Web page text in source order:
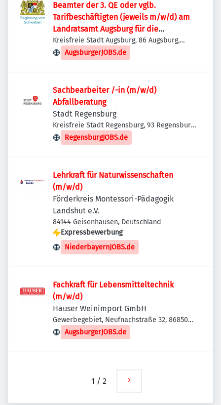
Beamter der 3. QE oder vglb.
Tarifbeschäftigten (jeweils m/w/d) am
Landratsamt Augsburg für die
Sachbearbeitung Naturschutz, Jagd- und
Fischereirecht
Kreisfreie Stadt Augsburg, 86 Augsburg,
Deutschland
AugsburgerJOBS.de
Sachbearbeiter /-in (m/w/d)
Abfallberatung
Stadt Regensburg
Kreisfreie Stadt Regensburg, 93 Regensburg,
Deutschland
RegensburgJOBS.de
Lehrkraft für Naturwissenschaften
(m/w/d)
Förderkreis Montessori-Pädagogik
Landshut e.V.
84144 Geisenhausen, Deutschland
Expressbewerbung
NiederbayernJOBS.de
Fachkraft für Lebensmitteltechnik
(m/w/d)
Hauser Weinimport GmbH
Gewerbegebiet, Neufnachstraße 32, 86850
Fischach, Deutschland
AugsburgerJOBS.de
1 / 2